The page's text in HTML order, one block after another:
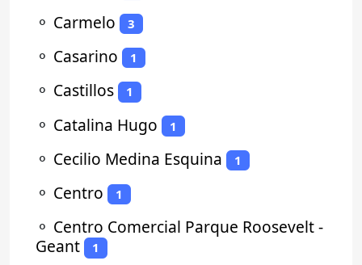
⚬ Carmelo 3
⚬ Casarino 1
⚬ Castillos 1
⚬ Catalina Hugo 1
⚬ Cecilio Medina Esquina 1
⚬ Centro 1
⚬ Centro Comercial Parque Roosevelt -
Geant
1